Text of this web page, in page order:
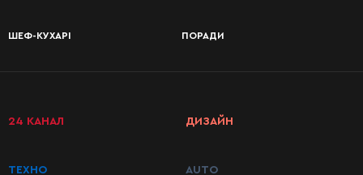
ШЕФ-КУХАРІ ПОРАДИ
24 КАНАЛ
ТЕХНО
ДИЗАЙН
AUTO